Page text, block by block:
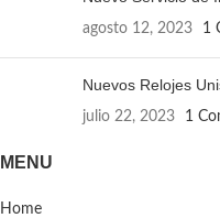
agosto 12, 2023 1
Nuevos Relojes
julio 22, 2023 1
MENU
Home